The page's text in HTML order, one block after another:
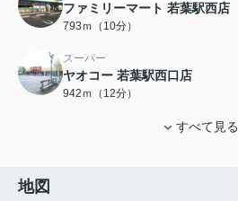
ファミリーマート 若葉駅西店
793ｍ（10分）
スーパー
ヤオコー 若葉駅西口店
942ｍ（12分）
すべて見る
地図